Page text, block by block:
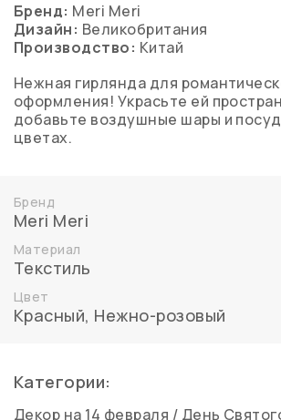
Бренд: Meri Meri
Дизайн: Великобритания
Производство: Китай
Нежная гирлянда для
оформления! Украсьте ей
добавьте воздушные шары и
цветах.
Бренд
Meri Meri
Материал
Текстиль
Цвет
Красный, Нежно-розовый
Категории:
Декор на 14 февраля / День